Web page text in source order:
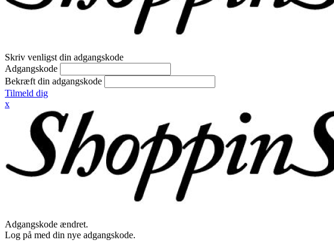
Skriv venligst din adgangskode
Adgangskode
Bekræft din adgangskode
Tilmeld dig
x
Adgangskode ændret.
Log på med din nye adgangskode.